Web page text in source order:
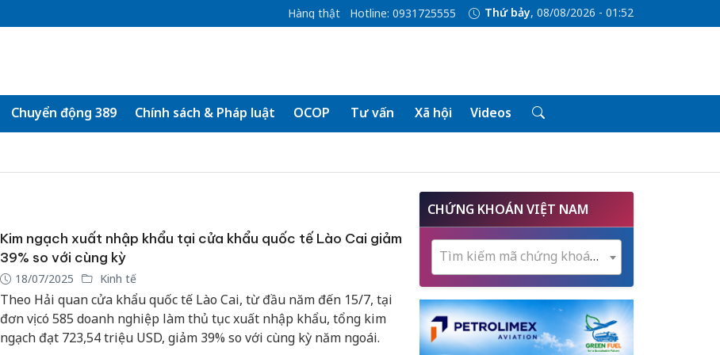
Hàng thật Hotline: 0931725555 Thứ bảy, 08/08/2026 - 01:52
Chuyển động 389 Chính sách & Pháp luật OCOP Tư vấn Xã hội Videos
Kim ngạch xuất nhập khẩu tại cửa khẩu quốc tế Lào Cai giảm
39% so với cùng kỳ
18/07/2025 Kinh tế
Theo Hải quan cửa khẩu quốc tế Lào Cai, từ đầu năm đến 15/7, tại
đơn vị có 585 doanh nghiệp làm thủ tục xuất nhập khẩu, tổng kim
ngạch đạt 723,54 triệu USD, giảm 39% so với cùng kỳ năm ngoái.
CHỨNG KHOÁN VIỆT NAM
Tìm kiếm mã chứng khoán...